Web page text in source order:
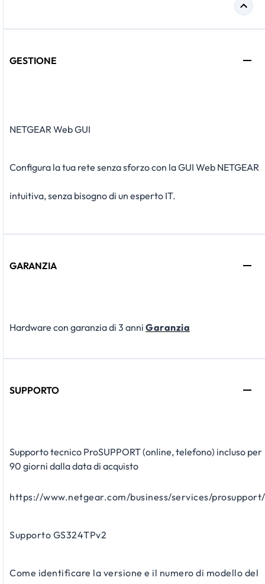
GESTIONE
NETGEAR Web GUI
Configura la tua rete senza sforzo con la GUI Web NETGEAR
intuitiva, senza bisogno di un esperto IT.
GARANZIA
Hardware con garanzia di 3 anni Garanzia
SUPPORTO
Supporto tecnico ProSUPPORT (online, telefono) incluso per
90 giorni dalla data di acquisto
https://www.netgear.com/business/services/prosupport/
Supporto GS324TPv2
Come identificare la versione e il numero di modello del